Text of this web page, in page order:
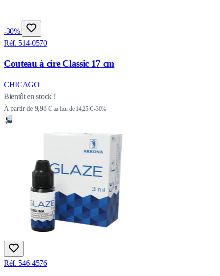
-30%
Réf. 514-0570
Couteau à cire Classic 17 cm
CHICAGO
Bientôt en stock !
À partir de 9,98 € au lieu de 14,25 €-30%
Réf. 546-4576